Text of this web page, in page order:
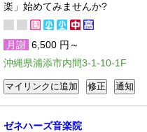
楽」始めてみませんか?
月謝 6,500 円～
沖縄県浦添市内間3-1-10-1F
ゼネハーズ音楽院